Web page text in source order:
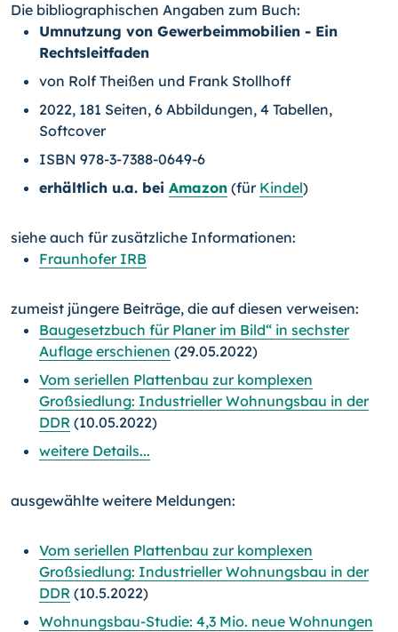
Die bibliographischen Angaben zum Buch:
Umnutzung von Gewerbeimmobilien - Ein
Rechtsleitfaden
von Rolf Theißen und Frank Stollhoff
2022, 181 Seiten, 6 Abbildungen, 4 Tabellen,
Softcover
ISBN 978-3-7388-0649-6
erhältlich u.a. bei Amazon (für Kindel)
siehe auch für zusätzliche Informationen:
Fraunhofer IRB
zumeist jüngere Beiträge, die auf diesen verweisen:
Baugesetzbuch für Planer im Bild“ in sechster
Auflage erschienen (29.05.2022)
Vom seriellen Plattenbau zur komplexen
Großsiedlung: Industrieller Wohnungsbau in der
DDR (10.05.2022)
weitere Details...
ausgewählte weitere Meldungen:
Vom seriellen Plattenbau zur komplexen
Großsiedlung: Industrieller Wohnungsbau in der
DDR (10.5.2022)
Wohnungsbau-Studie: 4,3 Mio. neue Wohnungen